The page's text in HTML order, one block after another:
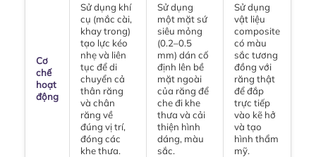
Cơ
chế
hoạt
động
Sử dụng khí
cụ (mắc cài,
khay trong)
tạo lực kéo
nhẹ và liên
tục để di
chuyển cả
thân răng
và chân
răng về
đúng vị trí,
đóng các
khe thưa.
Sử dụng
một mặt sứ
siêu mỏng
(0.2–0.5
mm) dán cố
định lên bề
mặt ngoài
của răng để
che đi khe
thưa và cải
thiện hình
dáng, màu
sắc.
Sử dụng
vật liệu
composite
có màu
sắc tương
đồng với
răng thật
để đắp
trực tiếp
vào kẽ hở
và tạo
hình thẩm
mỹ.